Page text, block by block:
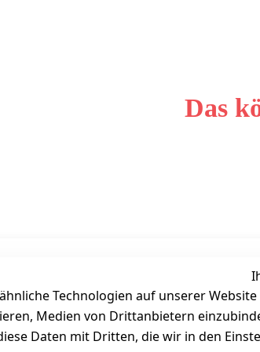
Das
Technologien auf unserer
Medien von Drittanbietern
Daten mit Dritten, die wir in den
Kasse
Login